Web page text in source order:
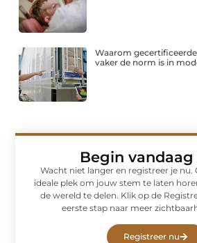
Waarom
vaker de norm is in
Begin
Wacht niet langer en registreer je nu.
ideale plek om jouw stem te laten
de wereld te delen. Klik op de
eerste stap naar meer
Registreer nu